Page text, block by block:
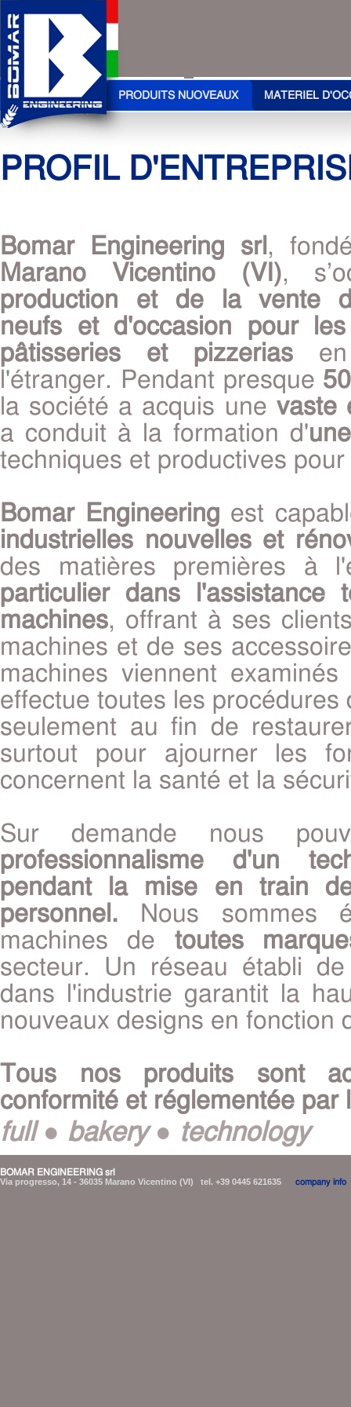
PRODUITS NUOVEAUX MATERIEL
PROFIL
Bomar Engineering srl ,
Marano Vicentino (VI) ,
production et de la vente
neufs et d'occasion pour les
pâtisseries et pizzerias
l'étranger. Pendant presque
la société a acquis une vaste
a conduit à la formation d'
techniques et productives
Bomar Engineering est
industrielles nouvelles et
des matières premières à
particulier dans
machines , offrant à ses
machines et de ses
machines viennent
effectue toutes les
seulement au fin de
surtout pour ajourner les
concernent la santé et la
Sur demande nous
professionnalisme d'un
pendant la mise en train
personnel.
Nous sommes
machines de toutes
secteur. Un réseau établi
dans l'industrie garantit la
nouveaux designs en fonction
Tous nos produits sont
conformité et réglementée par
full ● bakery ● technology
BOMAR ENGINEERING srl
Via progresso, 14 - 36035 Marano Vicentino (VI) tel. +39 0445 621635 company info